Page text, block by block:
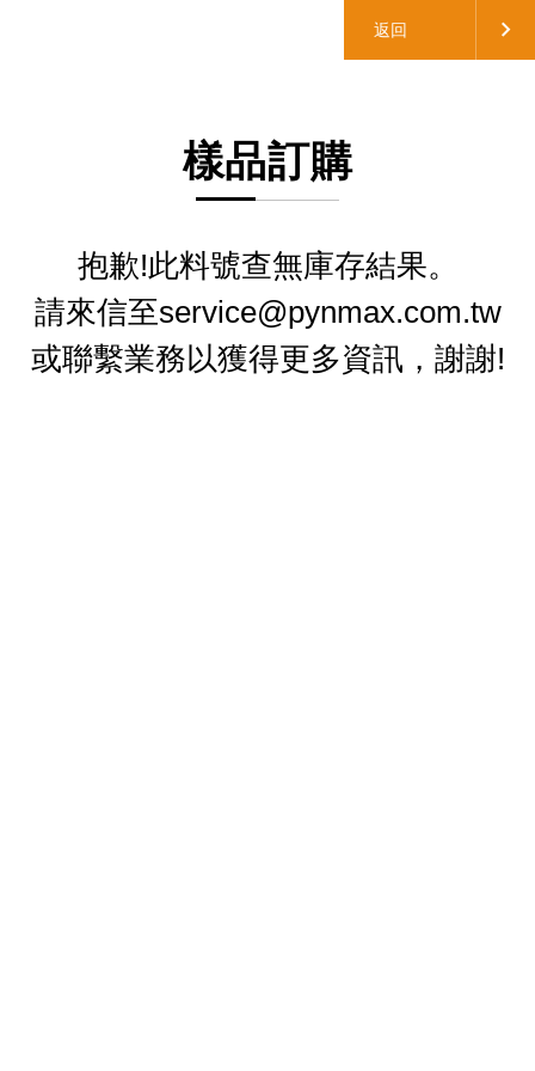
返回
樣品訂購
抱歉!此料號查無庫存結果。
請來信至service@pynmax.com.tw
或聯繫業務以獲得更多資訊，謝謝!